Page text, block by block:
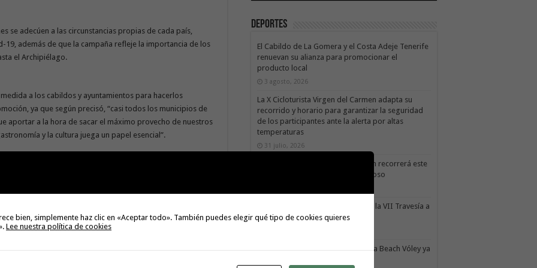
se adecúen a las circunstancias propias de cada país,
19, además de que la campaña refleje la importancia de los
el Archipiélago.
a los cabildos y ayuntamientos para hacerlos
ya que según precisó, “casi todos los municipios de
aportar a la hora de sacar el máximo provecho de nuestros
y la cultura juega un papel esencial”.
la seguridad sanitaria, a través de los test PCR, aclarando
de España que estableció estas pruebas, o bien la de
apeló a reforzar la seguridad jurídica del turista y del
políticas turísticas comunes y homogéneas a los países
Deportes
El Cabildo de La Gomera y el Costa Adeje Tenerife
renuevan su alianza para promocionar el
producto local
3 agosto, 2026
La X Cicloturista Virgen del Carmen adapta su
recorrido y horario para garantizar la seguridad
de los participantes ante la alerta por altas
temperaturas
31 julio, 2026
La X Cicloturista Virgen del Carmen recorrerá este
sábado los paisajes de Vallehermoso
Valle Gran Rey acoge este sábado la VII Travesía a
Nado Isla Colombina
El II torneo Autonómico Gomahara Beach Vóley ya
bien, simplemente haz clic en «Aceptar todo». También puedes elegir qué tipo de cookies quieres
Lee nuestra política de cookies